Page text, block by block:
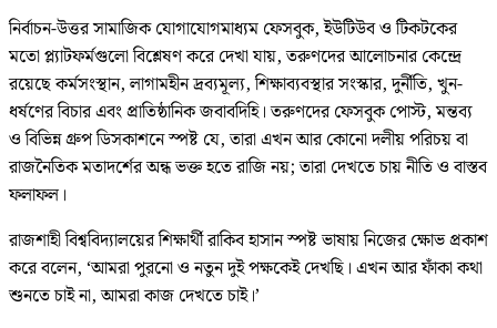
নির্বাচন-উত্তর সামাজিক যোগাযোগমাধ্যম ফেসবুক, ইউটিউব ও টিকটকের
মতো প্ল্যাটফর্মগুলো বিশ্লেষণ করে দেখা যায়, তরুণদের আলোচনার কেন্দ্রে
রয়েছে কর্মসংস্থান, লাগামহীন দ্রব্যমূল্য, শিক্ষাব্যবস্থার সংস্কার, দুর্নীতি, খুন-
ধর্ষণের বিচার এবং প্রাতিষ্ঠানিক জবাবদিহি। তরুণদের ফেসবুক পোস্ট, মন্তব্য
ও বিভিন্ন গ্রুপ ডিসকাশনে স্পষ্ট যে, তারা এখন আর কোনো দলীয় পরিচয় বা
রাজনৈতিক মতাদর্শের অন্ধ ভক্ত হতে রাজি নয়; তারা দেখতে চায় নীতি ও বাস্তব
ফলাফল।
রাজশাহী বিশ্ববিদ্যালয়ের শিক্ষার্থী রাকিব হাসান স্পষ্ট ভাষায় নিজের ক্ষোভ প্রকাশ
করে বলেন, ‘আমরা পুরনো ও নতুন দুই পক্ষকেই দেখছি। এখন আর ফাঁকা কথা
শুনতে চাই না, আমরা কাজ দেখতে চাই।’